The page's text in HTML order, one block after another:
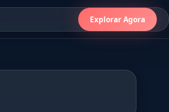
Explorar Agora